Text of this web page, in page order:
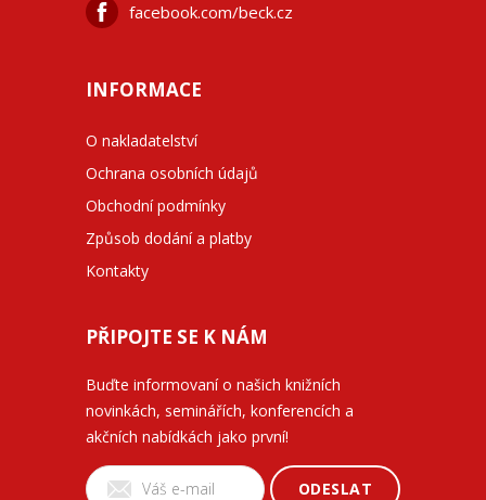
facebook.com/beck.cz
INFORMACE
O nakladatelství
Ochrana osobních údajů
Obchodní podmínky
Způsob dodání a platby
Kontakty
PŘIPOJTE SE K NÁM
Buďte informovaní o našich knižních
novinkách, seminářích, konferencích a
akčních nabídkách jako první!
ODESLAT